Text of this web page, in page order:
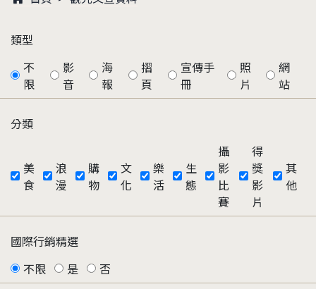
類型
不
限
影
音
海
報
摺
頁
宣傳手
冊
照
片
網
站
分類
美
食
浪
漫
購
物
文
化
樂
活
生
態
攝
影
比
賽
得
獎
影
片
其
他
國際行銷精選
不限
是 否